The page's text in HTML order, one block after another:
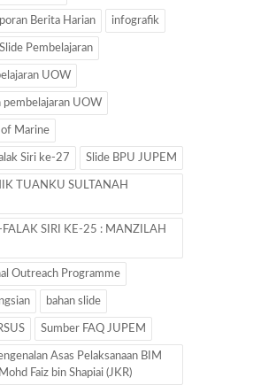
Berita Harian infografik
Slide Pembelajaran
UOW
pembelajaran UOW
of Marine
Siri ke-27 Slide BPU JUPEM
TUANKU SULTANAH
FALAK SIRI KE-25 : MANZILAH
Outreach Programme
bahan slide
Sumber FAQ JUPEM
Asas Pelaksanaan BIM
Faiz bin Shapiai (JKR)